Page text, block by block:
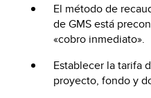
El método de
de GMS está
«cobro inmediato».
Establecer la tarifa
proyecto, fondo y